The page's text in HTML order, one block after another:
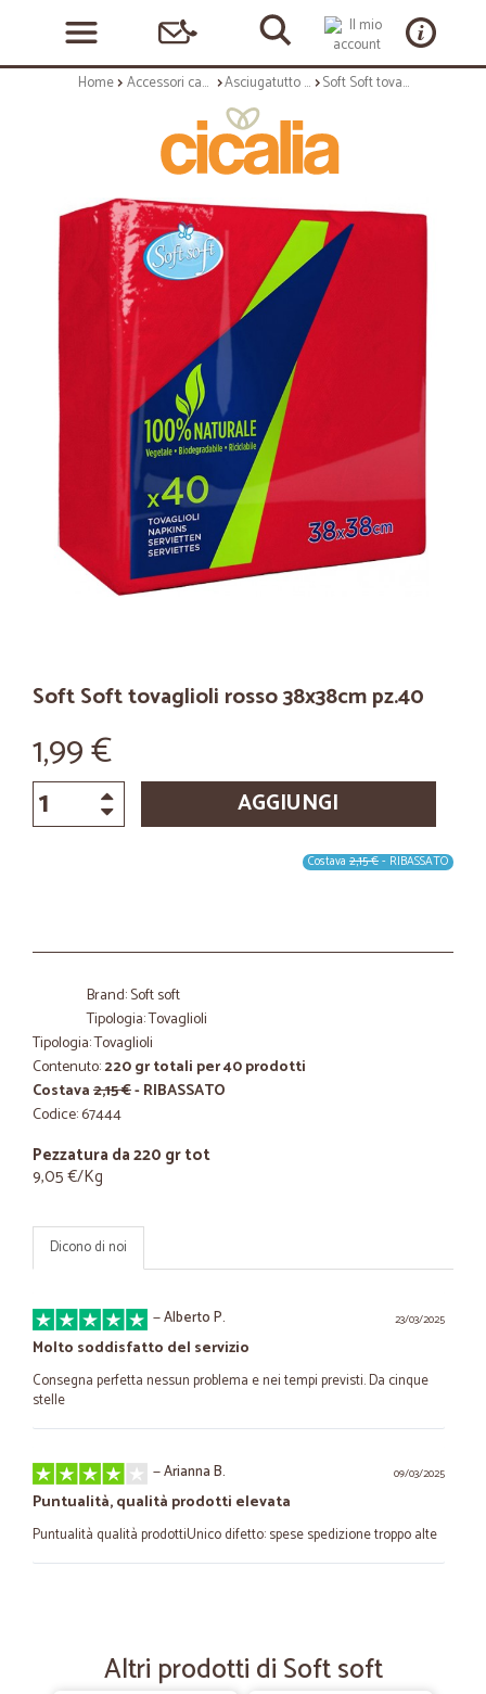
Home Accessori casa e cucina Asciugatutto e tovaglioli Soft Soft tovaglioli rosso 38x38cm pz.40
Soft Soft tovaglioli rosso 38x38cm pz.40
1,99 €
AGGIUNGI
Costava 2,15 €- RIBASSATO
Brand: Soft soft
Tipologia: Tovaglioli
Tipologia: Tovaglioli
Contenuto:220 gr totali per 40 prodotti
Costava2,15 €- RIBASSATO
Codice: 67444
Pezzatura da 220 gr tot
9,05 €/Kg
Dicono di noi
23/03/2025
—Alberto P.
Molto soddisfatto del servizio
Consegna perfetta nessun problema e nei tempi previsti. Da cinque
stelle
09/03/2025
—Arianna B.
Puntualità, qualità prodotti elevata
Puntualità qualità prodottiUnico difetto: spese spedizione troppo alte
Tutto perfetto , ottimo servizio
Altri prodotti di Soft soft